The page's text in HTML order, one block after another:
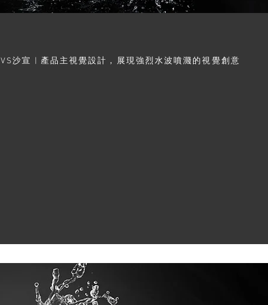
VS沙宣 | 產品主視覺設計，展現強烈水波噴濺的視覺創意